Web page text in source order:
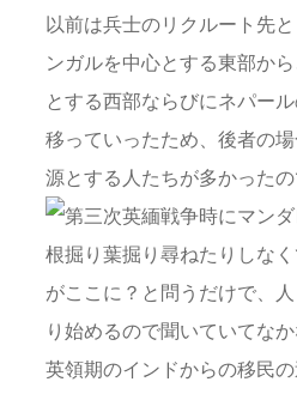
以前は兵士のリクルート先
ンガルを中心とする東部か
とする西部ならびにネパー
移っていったため、後者の
源とする人たちが多かったの
根掘り葉掘り尋ねたりしな
がここに？と問うだけで、
り始めるので聞いていてなか
英領期のインドからの移民